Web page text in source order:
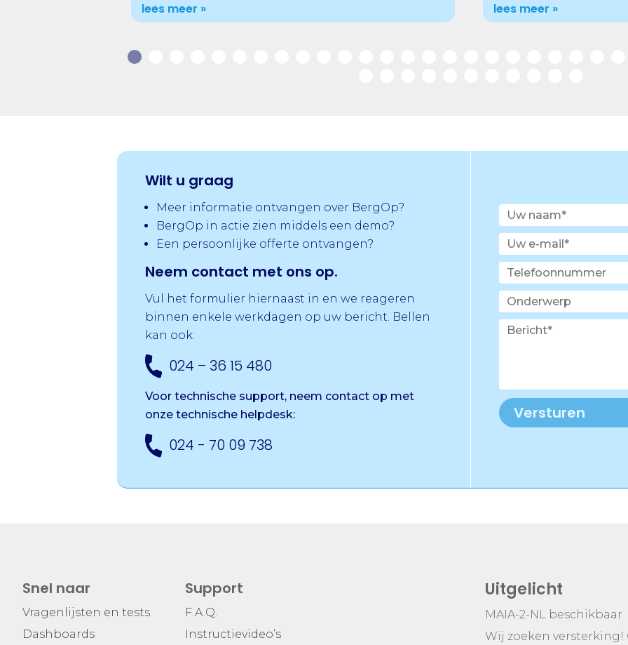
lees meer » lees meer »
Wilt u graag
Meer informatie ontvangen over BergOp?
BergOp in actie zien middels een demo?
Een persoonlijke offerte ontvangen?
Neem contact met ons op.
Vul het formulier hiernaast in en we reageren
binnen enkele werkdagen op uw bericht. Bellen
kan ook:
024 – 36 15 480
Voor technische support, neem contact op met
onze technische helpdesk:
024 - 70 09 738
Versturen
Snel naar
Vragenlijsten en tests
Dashboards
Support
F.A.Q.
Instructievideo’s
Uitgelicht
MAIA-2-NL beschikbaar
Wij zoeken versterking!